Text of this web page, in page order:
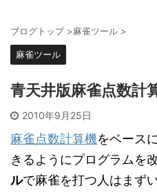
ブログトップ >麻雀ツール >
麻雀ツール
青天井版麻雀点数計
2010年9月25日
麻雀点数計算機をベース
きるようにプログラムを
ルで麻雀を打つ人はまず